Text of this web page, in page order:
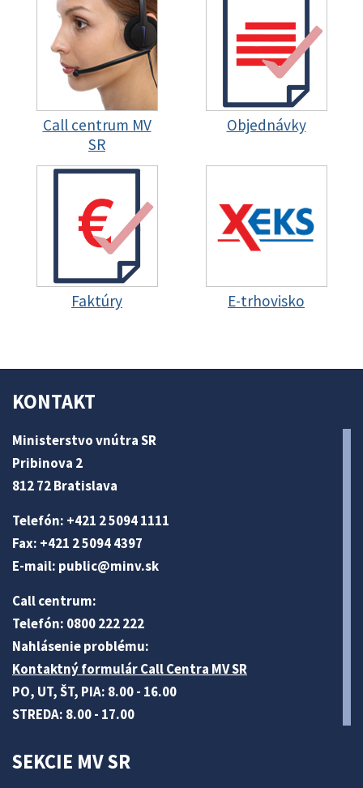
Call centrum MV
SR
Objednávky
Faktúry E-trhovisko
KONTAKT
Ministerstvo vnútra SR
Pribinova 2
812 72 Bratislava
Telefón: +421 2 5094 1111
Fax: +421 2 5094 4397
E-mail: public@minv.sk
Call centrum:
Telefón: 0800 222 222
Nahlásenie problému:
Kontaktný formulár Call Centra MV SR
PO, UT, ŠT, PIA: 8.00 - 16.00
STREDA: 8.00 - 17.00
SEKCIE MV SR